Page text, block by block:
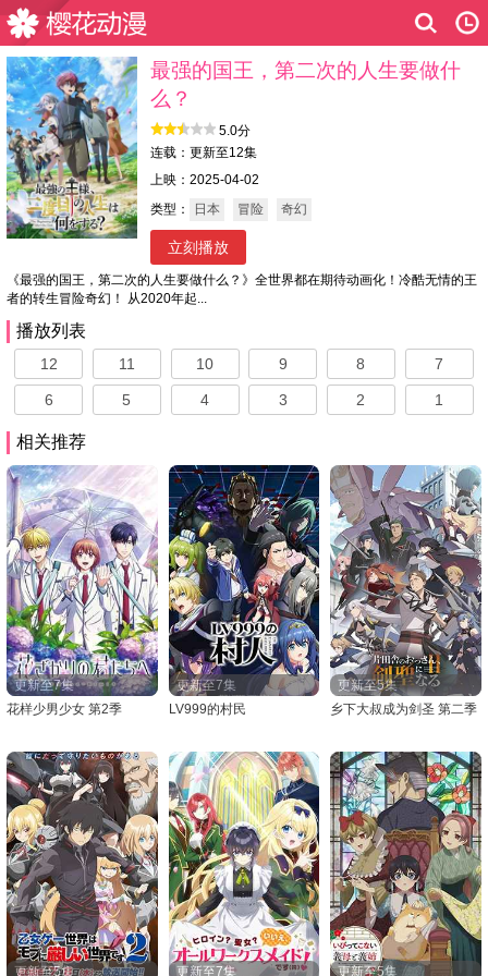
最强的国王，第二次的人生要做什
么？
5.0分
连载：更新至12集
上映：2025-04-02
类型：
日本 冒险 奇幻
立刻播放
《最强的国王，第二次的人生要做什么？》全世界都在期待动画化！冷酷无情的王
者的转生冒险奇幻！ 从2020年起...
播放列表
12 11 10 9 8 7
6 5 4 3 2 1
相关推荐
更新至7集
花样少男少女 第2季
更新至7集
LV999的村民
更新至5集
乡下大叔成为剑圣 第二季
更新至5集 更新至7集 更新至5集